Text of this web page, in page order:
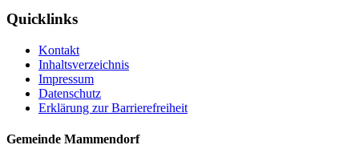
Quicklinks
Kontakt
Inhaltsverzeichnis
Impressum
Datenschutz
Erklärung zur Barrierefreiheit
Gemeinde Mammendorf